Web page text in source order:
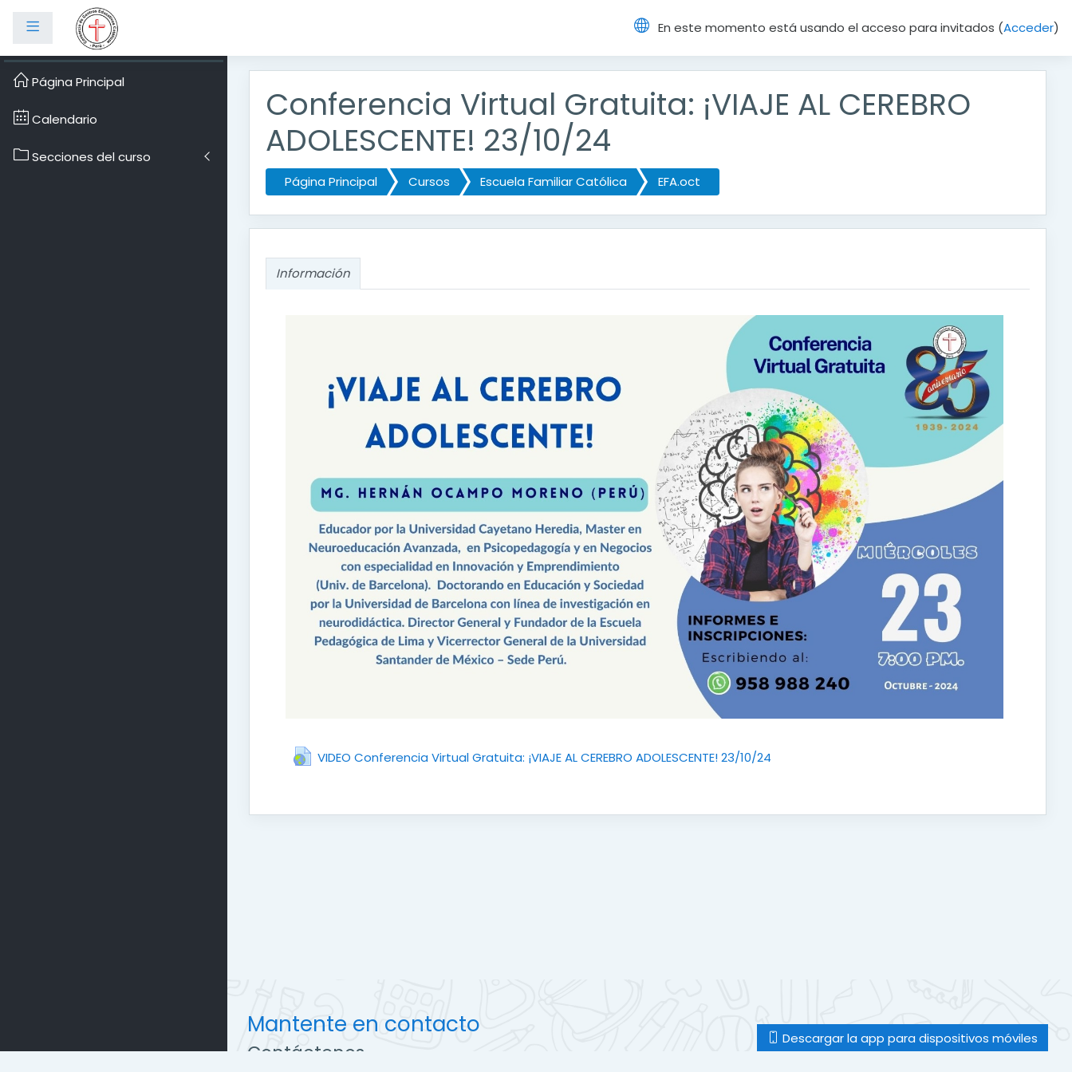
Panel lateral En este momento está usando el acceso para invitados (Acceder)
Conferencia Virtual Gratuita: ¡VIAJE AL CEREBRO
ADOLESCENTE! 23/10/24
Página Principal Cursos Escuela Familiar Católica EFA.oct
Información
VIDEO Conferencia Virtual Gratuita: ¡VIAJE AL CEREBRO ADOLESCENTE! 23/10/24
URL
Página Principal
Calendario
Secciones del curso
Mantente en contacto
Contáctenos
Descargar la app para dispositivos móviles